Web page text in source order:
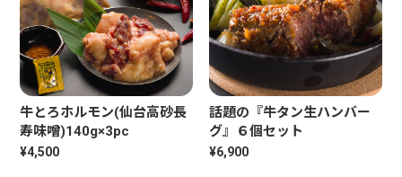
牛とろホルモン(仙台高砂長
寿味噌)140g×3pc
¥4,500
話題の『牛タン生ハンバー
グ』６個セット
¥6,900